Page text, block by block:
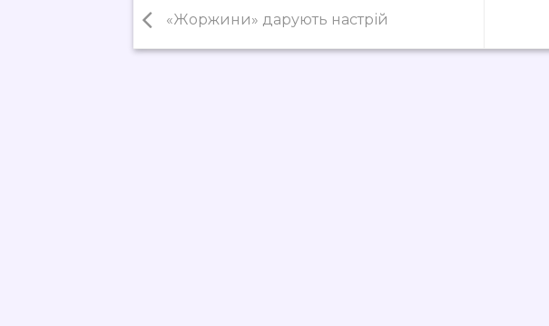
«Жоржини» дарують настрій